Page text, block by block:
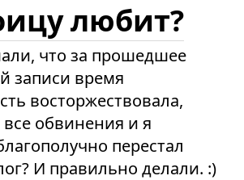
любит?
что за прошедшее
записи время
восторжествовала,
обвинения и я
перестал
И правильно делали. :)